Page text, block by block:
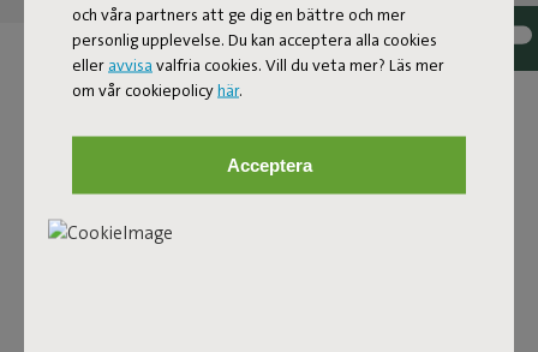
och våra partners att ge dig en bättre och mer
personlig upplevelse. Du kan acceptera alla cookies
eller avvisa valfria cookies. Vill du veta mer? Läs mer
om vår cookiepolicyhär.
Acceptera
BESTÄLL SÅ MÅNGA
SITTPUFFAR DU VILL
Fatboys stora kollektion med sittpuffar ger dig garanterat
vad du letar efter. Från sittpuffar för inom- och
utomhusbruk
snabbt dina drömmars ottomansoffa. Det går enklare och